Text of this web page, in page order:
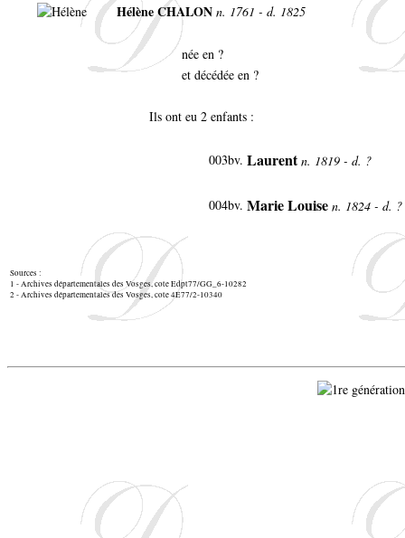
Hélène CHALON n. 1761 - d. 1825
née en ?
et décédée en ?
Ils ont eu 2 enfants :
003bv. Laurent n. 1819 - d. ?
004bv. Marie Louise n. 1824 - d. ?
Sources :
1 - Archives départementales des Vosges, cote Edpt77/GG_6-10282
2 - Archives départementales des Vosges, cote 4E77/2-10340